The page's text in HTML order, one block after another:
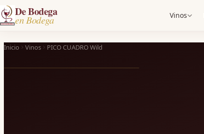
De Bodega
en Bodega Vinos
Inicio Vinos PICO CUADRO Wild